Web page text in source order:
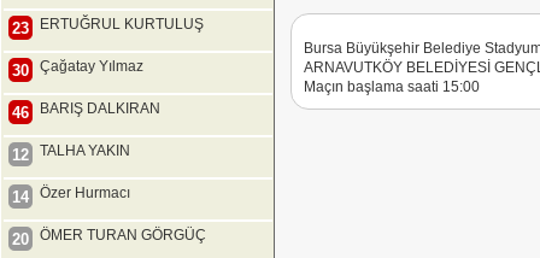
23 ERTUĞRUL KURTULUŞ
30 Çağatay Yılmaz
46 BARIŞ DALKIRAN
12 TALHA YAKIN
14 Özer Hurmacı
20 ÖMER TURAN GÖRGÜÇ
Bursa Büyükşehir Belediye
ARNAVUTKÖY BELEDİYESİ
Maçın başlama saati 15:00